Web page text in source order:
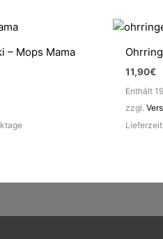
– Mops Mama
11,90€
Enthält
zzgl.